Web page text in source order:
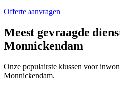
Offerte aanvragen
Meest gevraagde
Monnickendam
Onze populairste klussen voor
Monnickendam.